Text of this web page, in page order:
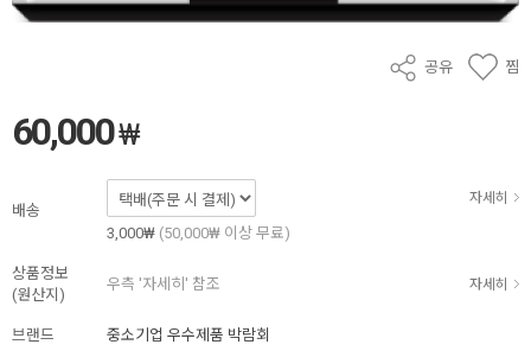
공유 찜
60,000₩
배송
자세히
3,000₩ (50,000₩ 이상 무료)
상품정보
(원산지)
우측 '자세히' 참조 자세히
브랜드 중소기업 우수제품 박람회